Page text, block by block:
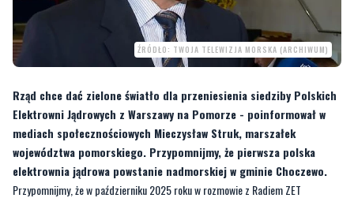
Rząd chce dać zielone światło dla przeniesienia siedziby Polskich
Elektrowni Jądrowych z Warszawy na Pomorze - poinformował w
województwa pomorskiego. Przypomnijmy, że pierwsza polska
elektrownia jądrowa powstanie nadmorskiej w gminie Choczewo.
Przypomnijmy, że w październiku 2025 roku w rozmowie z Radiem ZET
marszałek województwa pomorskiego stwierdził, że"absolutnie naturalnym
byłoby przeniesienie siedziby państwowej spółki odpowiedzialnej za prowadzenie
projektu elektrowni jądrowej właśnie na Pomorze".